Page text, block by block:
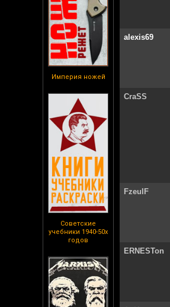
Империя ножей
Советские
учебники 1940-50х
годов
alexis69
CraSS
FzeulF
ERNESTon